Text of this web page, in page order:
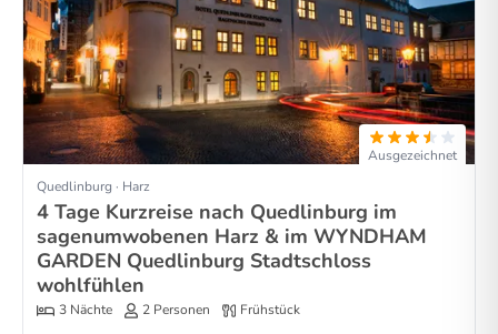
Ausgezeichnet
Quedlinburg · Harz
4 Tage Kurzreise nach Quedlinburg im
sagenumwobenen Harz & im WYNDHAM
GARDEN Quedlinburg Stadtschloss
wohlfühlen
3 Nächte 2 Personen Frühstück